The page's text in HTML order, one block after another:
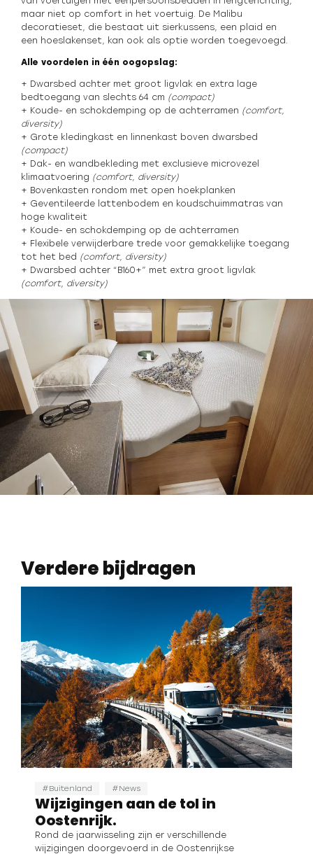
maar niet op comfort in het voertuig. De Malibu
decoratieset, die bestaat uit sierkussens, een plaid en
een hoeslakenset, kan ook als optie worden toegevoegd.
Alle voordelen in één oogopslag:
+ Dwarsbed achter met groot ligvlak en extra lage
bedtoegang van slechts 64 cm (compact)
+ Koude- en schokdemping op de achterramen (comfort,
diversity)
+ Grote kledingkast en linnenkast boven dwarsbed
(compact)
+ Dak- en wandbekleding met exclusieve microvezel
klimaatvoering (comfort, diversity)
+ Bovenkasten rondom met open hoekplanken
+ Geventileerde lattenbodem en koudschuimmatras van
hoge kwaliteit
+ Koude- en schokdemping op de achterramen
+ Flexibele verwijderbare trede voor gemakkelijke toegang
tot het bed (comfort, diversity)
+ Dwarsbed achter “B160+” met extra groot ligvlak
(comfort, diversity)
Verdere bijdragen
Buitenland News
Wijzigingen aan de tol in
Oostenrijk.
Rond de jaarwisseling zijn er verschillende
wijzigingen doorgevoerd in de Oostenrijkse